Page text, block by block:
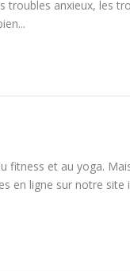
troubles anxieux, les
fitness et au yoga.
en ligne sur notre site